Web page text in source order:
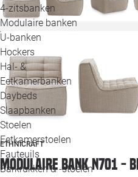
4-zitsbanken
Modulaire banken
U-banken
Hockers
Hal- &
Eetkamerbanken
Daybeds
Slaapbanken
Stoelen
Eetkamerstoelen
Fauteuils
Barkrukken & -stoelen
ETHNICRAFT
Modulaire bank N701 -